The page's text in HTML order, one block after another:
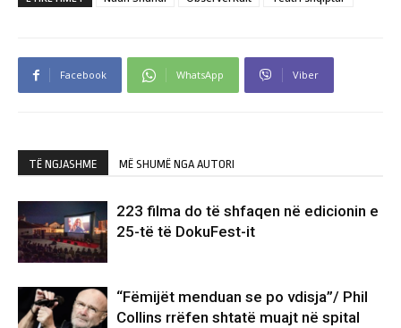
Facebook WhatsApp Viber
TË NGJASHME MË SHUMË NGA AUTORI
223 filma do të shfaqen në edicionin e
25-të të DokuFest-it
“Fëmijët menduan se po vdisja”/ Phil
Collins rrëfen shtatë muajt në spital